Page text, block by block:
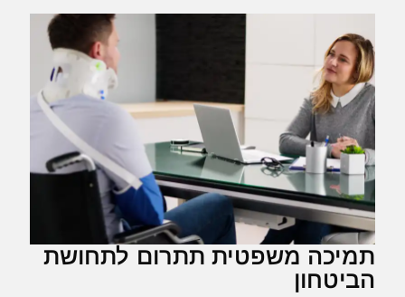
תמיכה משפטית תתרום לתחושת
הביטחון